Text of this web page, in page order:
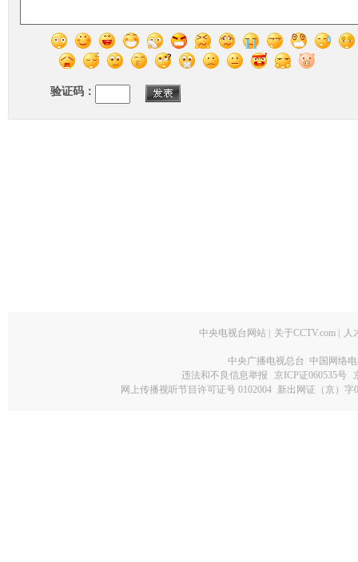
验证码：
中央电视台网站 关于CCTV.com 人
中央广播电视总台 中国网络
违法和不良信息举报
京ICP证060535号
网上传播视听节目许可证号 0102004 新出网证（京）